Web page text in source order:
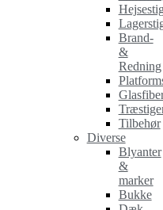
Brand-
&
Redning
Tilbehør
Diverse
Blyanter
&
marker
Bukke